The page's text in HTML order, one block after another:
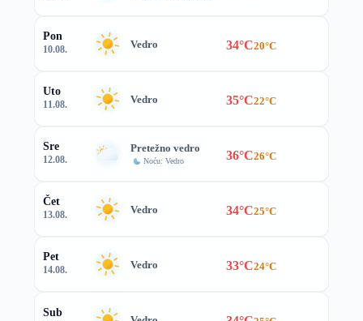
Pon
10.08. Vedro 34°C20°C
Uto
11.08. Vedro 35°C22°C
Sre
12.08.
Pretežno vedro
Noću: Vedro 36°C26°C
Čet
13.08. Vedro 34°C25°C
Pet
14.08. Vedro 33°C24°C
Sub